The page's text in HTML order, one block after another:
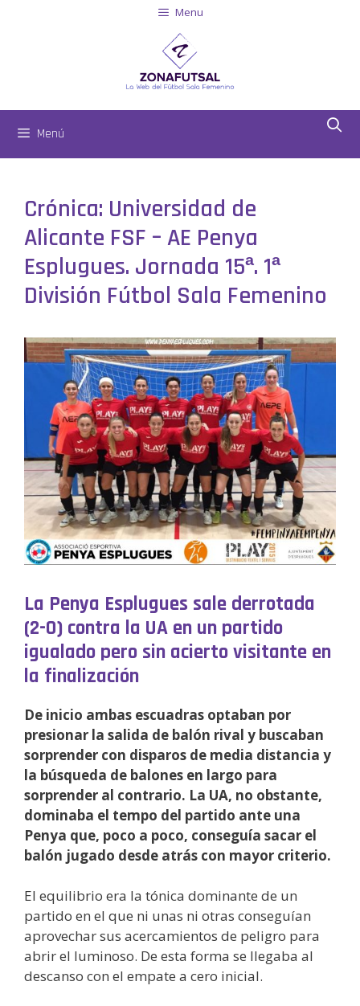
Menu
Menú
Crónica: Universidad de
Alicante FSF – AE Penya
Esplugues. Jornada 15ª. 1ª
División Fútbol Sala Femenino
La Penya Esplugues sale derrotada
(2-0) contra la UA en un partido
igualado pero sin acierto visitante en
la finalización
De inicio ambas escuadras optaban por
presionar la salida de balón rival y buscaban
sorprender con disparos de media distancia y
la búsqueda de balones en largo para
sorprender al contrario. La UA, no obstante,
dominaba el tempo del partido ante una
Penya que, poco a poco, conseguía sacar el
balón jugado desde atrás con mayor criterio.
El equilibrio era la tónica dominante de un
partido en el que ni unas ni otras conseguían
aprovechar sus acercamientos de peligro para
abrir el luminoso. De esta forma se llegaba al
descanso con el empate a cero inicial.